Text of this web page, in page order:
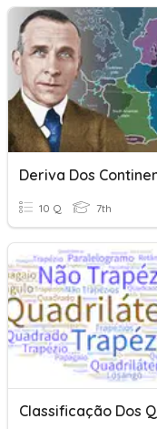
10 Q 7th